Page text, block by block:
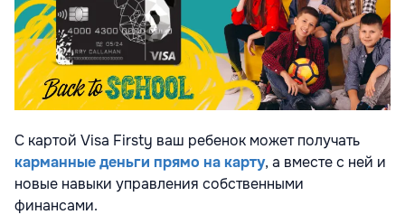
С картой Visa Firsty ваш ребенок может получать
карманные деньги прямо на карту, а вместе с ней и
новые навыки управления собственными
финансами.